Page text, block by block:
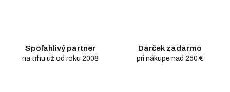
Spoľahlivý partner
na trhu už od roku 2008
Darček zadarmo
pri nákupe nad 250 €